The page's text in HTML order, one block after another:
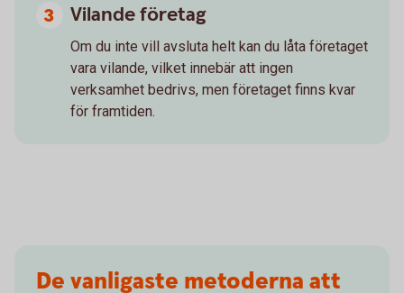
Vilande företag
Om du inte vill avsluta helt kan du låta företaget
vara vilande, vilket innebär att ingen
verksamhet bedrivs, men företaget finns kvar
för framtiden.
De vanligaste metoderna att